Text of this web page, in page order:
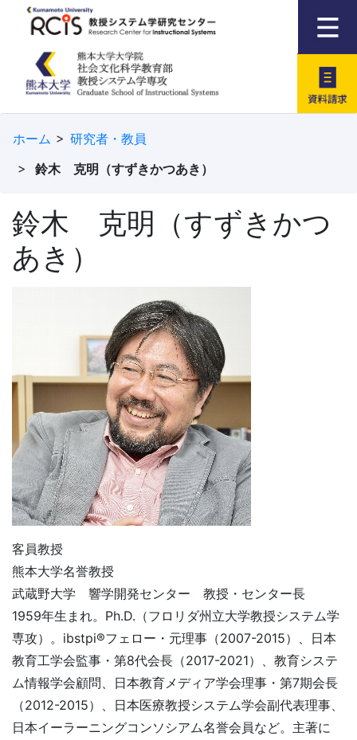
ホーム
研究者・教員
鈴木 克明（すずきかつあき）
鈴木 克明（すずきかつ
あき）
客員教授
熊本大学名誉教授
武蔵野大学 響学開発センター 教授・センター長
1959年生まれ。Ph.D.（フロリダ州立大学教授システム学
専攻）。ibstpi®フェロー・元理事（2007-2015）、日本
教育工学会監事・第8代会長（2017-2021）、教育システ
ム情報学会顧問、日本教育メディア学会理事・第7期会長
（2012-2015）、日本医療教授システム学会副代表理事、
日本イーラーニングコンソシアム名誉会員など。主著に